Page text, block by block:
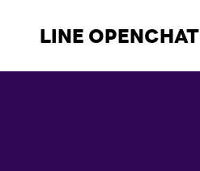
LINE OPENCHAT